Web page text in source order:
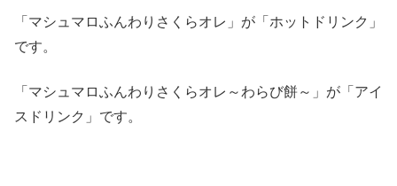
「マシュマロふんわりさくらオレ」が「ホットドリンク」
です。
「マシュマロふんわりさくらオレ～わらび餅～」が「アイ
スドリンク」です。